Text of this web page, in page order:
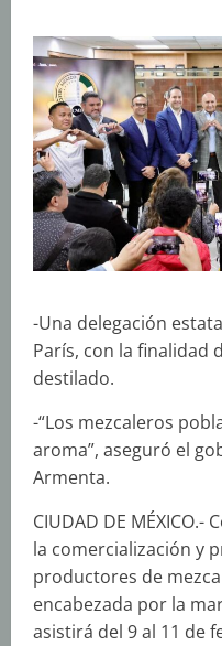
-Una delegación
París, con la finalidad
destilado.
-“Los mezcaleros
aroma”, aseguró el
Armenta.
CIUDAD DE
la comercialización y
productores de
encabezada por la
asistirá del 9 al 11 de